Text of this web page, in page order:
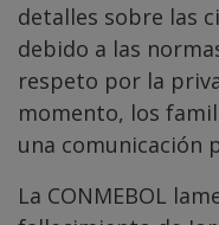
detalles sobre las
debido a las
respeto por la
momento, los
una comunicación
La CONMEBOL